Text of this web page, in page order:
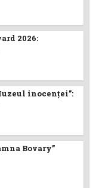
2026:
inocenței”:
Bovary”